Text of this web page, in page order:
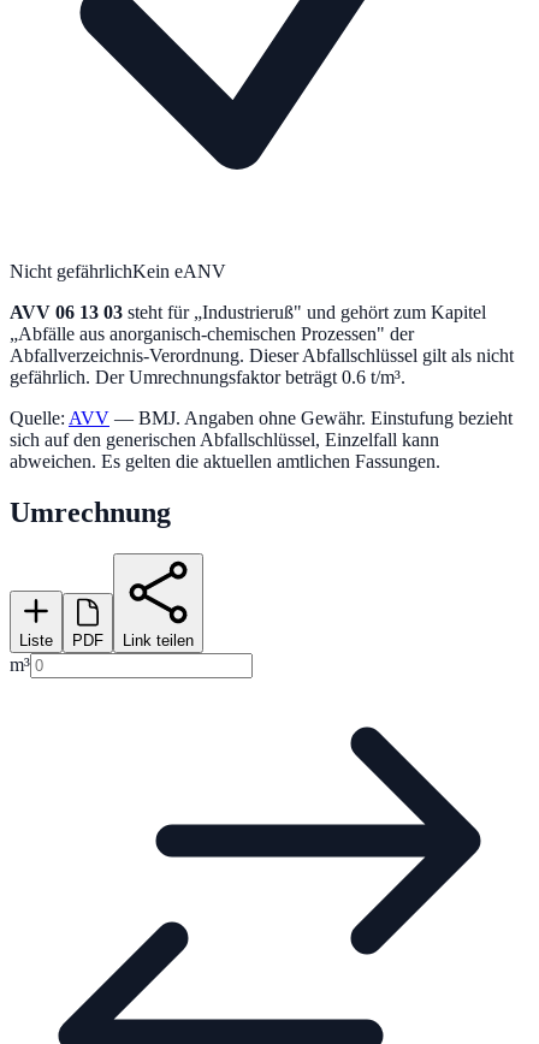
Nicht gefährlichKein eANV
AVV 06 13 03 steht für „Industrieruß" und gehört zum Kapitel
„Abfälle aus anorganisch-chemischen Prozessen" der
Abfallverzeichnis-Verordnung. Dieser Abfallschlüssel gilt als nicht
gefährlich. Der Umrechnungsfaktor beträgt 0.6 t/m³.
Quelle: AVV — BMJ. Angaben ohne Gewähr. Einstufung bezieht
sich auf den generischen Abfallschlüssel, Einzelfall kann
abweichen. Es gelten die aktuellen amtlichen Fassungen.
Umrechnung
Liste PDF Link teilen
m³